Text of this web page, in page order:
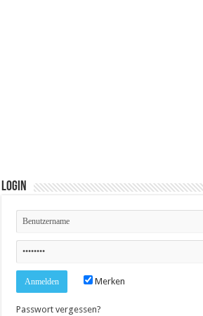
Login
Merken
Passwort vergessen?